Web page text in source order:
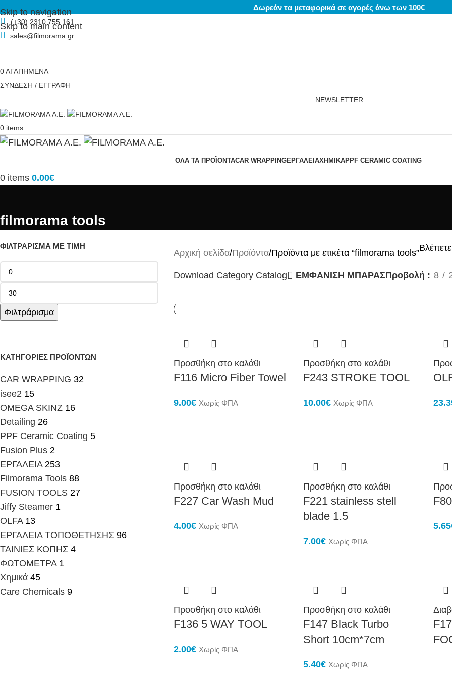
Skip to navigation
Skip to main content
Δωρεάν τα μεταφορικά σε αγορές άνω των 100€
(+30) 2310 755 161
sales@filmorama.gr
0ΑΓΑΠΗΜΕΝΑ
ΣΥΝΔΕΣΗ / ΕΓΓΡΑΦΗ
NEWSLETTER
0 items
ΟΛΑ ΤΑ ΠΡΟΪΟΝΤΑCAR WRAPPINGΕΡΓΑΛΕΙΑΧΗΜΙΚΆPPF CERAMIC COATING
0 items 0.00€
filmorama tools
ΦΙΛΤΡΆΡΙΣΜΑ ΜΕ ΤΙΜΉ
Φιλτράρισμα
ΚΑΤΗΓΟΡΊΕΣ ΠΡΟΪΌΝΤΩΝ
CAR WRAPPING 32
isee2 15
OMEGA SKINZ 16
Detailing 26
PPF Ceramic Coating 5
Fusion Plus 2
ΕΡΓΑΛΕΙΑ 253
Filmorama Tools 88
FUSION TOOLS 27
Jiffy Steamer 1
OLFA 13
ΕΡΓΑΛΕΙΑ ΤΟΠΟΘΕΤΗΣΗΣ 96
ΤΑΙΝΙΕΣ ΚΟΠΗΣ 4
ΦΩΤΟΜΕΤΡΑ 1
Χημικά 45
Care Chemicals 9
Αρχική σελίδα Προϊόντα Προϊόντα με ετικέτα “filmorama tools”
Download Category Catalog ΕΜΦΑΝΙΣΗ ΜΠΑΡΑΣΠροβολή 8
Προσθήκη στο καλάθι
F116 Micro Fiber Towel
9.00€ Χωρίς ΦΠΑ
Προσθήκη στο καλάθι
F243 STROKE TOOL
10.00€ Χωρίς ΦΠΑ
Προσθήκη στο καλάθι
F227 Car Wash Mud
4.00€ Χωρίς ΦΠΑ
Προσθήκη στο καλάθι
F221 stainless stell
blade 1.5
7.00€ Χωρίς ΦΠΑ
F80
5.65
Προσθήκη στο καλάθι
F136 5 WAY TOOL
2.00€ Χωρίς ΦΠΑ
Προσθήκη στο καλάθι
F147 Black Turbo
Short 10cm*7cm
5.40€ Χωρίς ΦΠΑ